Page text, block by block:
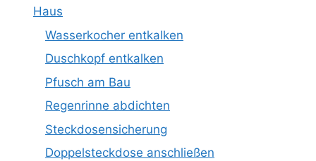
Haus
Wasserkocher entkalken
Duschkopf entkalken
Pfusch am Bau
Regenrinne abdichten
Steckdosensicherung
Doppelsteckdose anschließen